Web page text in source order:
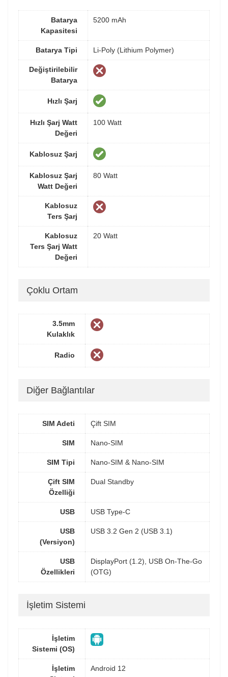
Batarya
Kapasitesi
5200 mAh
Batarya Tipi Li-Poly (Lithium Polymer)
Değiştirilebilir
Batarya
Hızlı Şarj
Hızlı Şarj Watt
Değeri
100 Watt
Kablosuz Şarj
Kablosuz Şarj
Watt Değeri
80 Watt
Kablosuz
Ters Şarj
Kablosuz
Ters Şarj Watt
Değeri
20 Watt
Çoklu Ortam
3.5mm
Kulaklık
Radio
Diğer Bağlantılar
SIM Adeti Çift SIM
SIM Nano-SIM
SIM Tipi Nano-SIM & Nano-SIM
Çift SIM
Özelliği
Dual Standby
USB USB Type-C
USB
(Versiyon)
USB 3.2 Gen 2 (USB 3.1)
USB
Özellikleri
DisplayPort (1.2), USB On-The-Go
(OTG)
İşletim Sistemi
İşletim
Sistemi (OS)
İşletim
Android 12